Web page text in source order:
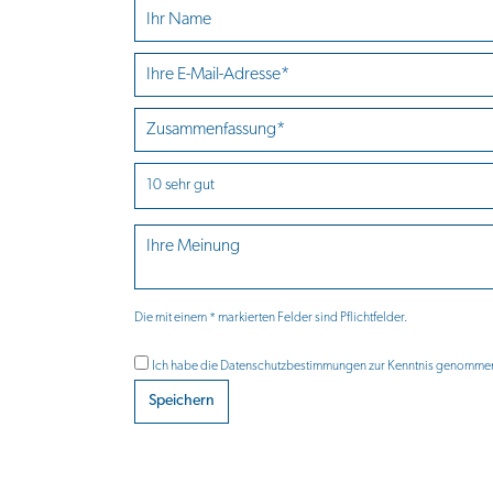
Die mit einem * markierten Felder sind Pflichtfelder.
Ich habe die Datenschutzbestimmungenzur Kenntnis
Speichern